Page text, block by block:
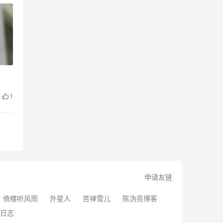
1
申请友链
倚楼听风雨 外星人 苦禅雪儿
陈沩亮博客
志